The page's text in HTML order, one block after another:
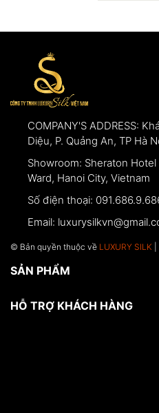
COMPANY'S ADDRESS:
Diệu, P. Quảng An, TP Hà
Showroom: Sheraton Hotel
Ward, Hanoi City, Vietnam
Số điện thoại:
Email:
© Bản quyền thuộc về LUXURY SILK
SẢN PHẨM
HỖ TRỢ KHÁCH HÀNG